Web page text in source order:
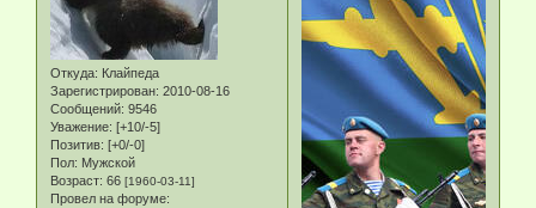
Откуда: Клайпеда
Зарегистрирован: 2010-08-16
Сообщений: 9546
Уважение: [+10/-5]
Позитив: [+0/-0]
Пол: Мужской
Возраст: 66 [1960-03-11]
Провел на форуме: